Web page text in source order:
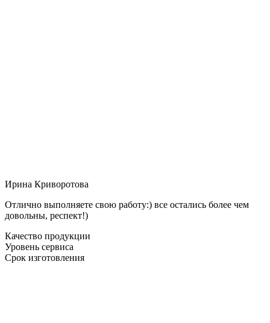
Ирина Криворотова
Отлично выполняете свою работу:) все остались более чем
довольны, респект!)
Качество продукции
Уровень сервиса
Срок изготовления